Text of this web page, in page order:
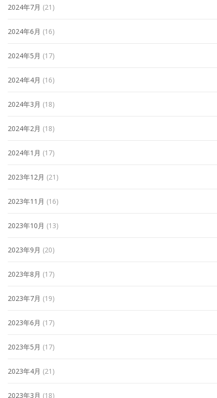
2024年7月 (21)
2024年6月 (16)
2024年5月 (17)
2024年4月 (16)
2024年3月 (18)
2024年2月 (18)
2024年1月 (17)
2023年12月 (21)
2023年11月 (16)
2023年10月 (13)
2023年9月 (20)
2023年8月 (17)
2023年7月 (19)
2023年6月 (17)
2023年5月 (17)
2023年4月 (21)
2023年3月 (18)